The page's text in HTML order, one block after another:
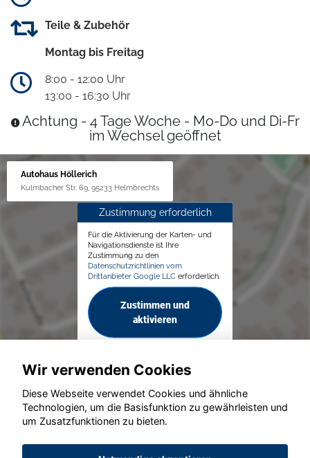
Teile & Zubehör
Montag bis Freitag
8:00 - 12:00 Uhr
13:00 - 16:30 Uhr
Achtung - 4 Tage Woche - Mo-Do und Di-Fr
im Wechsel geöffnet
Autohaus Höllerich
Kulmbacher Str. 69, 95233 Helmbrechts
Zustimmung erforderlich
Für die Aktivierung der Karten- und
Navigationsdienste ist Ihre
Zustimmung zu den
Datenschutzrichtlinien vom
Drittanbieter Google LLC erforderlich.
Zustimmen und
aktivieren
© konjunkturmotor.de GmbH 2020 - 2026
Wir verwenden Cookies
Diese Webseite verwendet Cookies und ähnliche
Technologien, um die Basisfunktion zu gewährleisten und
um Zusatzfunktionen zu bieten.